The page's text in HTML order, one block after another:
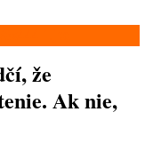
že
Ak nie,